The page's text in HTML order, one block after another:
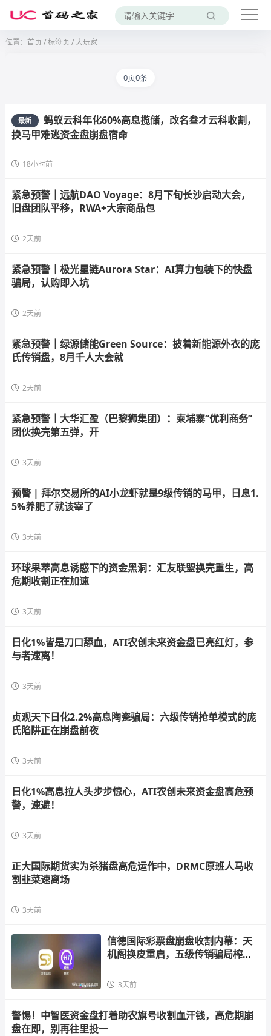
位置： 首页 /标签页 / 大玩家
0页0条
最新
蚂蚁云科年化60%高息揽储，改名叁才云科收割，
换马甲难逃资金盘崩盘宿命
18小时前
紧急预警｜远航DAO Voyage：8月下旬长沙启动大会，
旧盘团队平移，RWA+大宗商品包
2天前
紧急预警｜极光星链Aurora Star：AI算力包装下的快盘
骗局，认购即入坑
2天前
紧急预警｜绿源储能Green Source：披着新能源外衣的庞
氏传销盘，8月千人大会就
2天前
紧急预警｜大华汇盈（巴黎狮集团）：柬埔寨“优利商务”
团伙换壳第五弹，开
3天前
预警 | 拜尔交易所的AI小龙虾就是9级传销的马甲，日息1.
5%养肥了就该宰了
3天前
环球果萃高息诱惑下的资金黑洞：汇友联盟换壳重生，高
危期收割正在加速
3天前
日化1%皆是刀口舔血，ATI农创未来资金盘已亮红灯，参
与者速离！
3天前
贞观天下日化2.2%高息陶瓷骗局：六级传销抢单模式的庞
氏陷阱正在崩盘前夜
3天前
日化1%高息拉人头步步惊心，ATI农创未来资金盘高危预
警，速避！
3天前
正大国际期货实为杀猪盘高危运作中，DRMC原班人马收
割韭菜速离场
3天前
信德国际彩票盘崩盘收割内幕：天
机阁换皮重启，五级传销骗局榨干
3天前
警惕！中智医资金盘打着助农旗号收割血汗钱，高危期崩
盘在即，别再往里投一